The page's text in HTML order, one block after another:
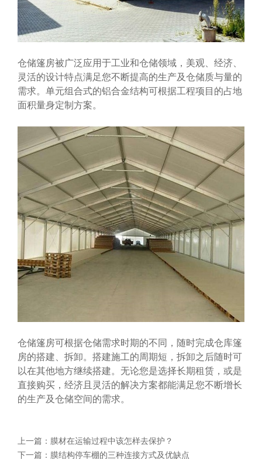
仓储篷房被广泛应用于工业和仓储领域，美观、经济、
灵活的设计特点满足您不断提高的生产及仓储质与量的
需求。单元组合式的铝合金结构可根据工程项目的占地
面积量身定制方案。
仓储篷房可根据仓储需求时期的不同，随时完成仓库篷
房的搭建、拆卸。搭建施工的周期短，拆卸之后随时可
以在其他地方继续搭建。无论您是选择长期租赁，或是
直接购买，经济且灵活的解决方案都能满足您不断增长
的生产及仓储空间的需求。
上一篇： 膜材在运输过程中该怎样去保护？
下一篇： 膜结构停车棚的三种连接方式及优缺点